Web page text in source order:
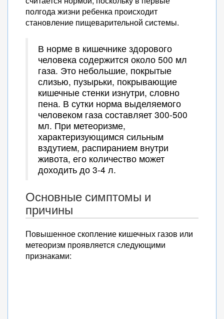
полгода жизни ребенка происходит
становление пищеварительной системы.
В норме в кишечнике здорового
человека содержится около 500 мл
газа. Это небольшие, покрытые
слизью, пузырьки, покрывающие
кишечные стенки изнутри, словно
пена. В сутки норма выделяемого
человеком газа составляет 300-500
мл. При метеоризме,
характеризующимся сильным
вздутием, распиранием внутри
живота, его количество может
доходить до 3-4 л.
Основные симптомы и
причины
Повышенное скопление кишечных газов или
метеоризм проявляется следующими
признаками: